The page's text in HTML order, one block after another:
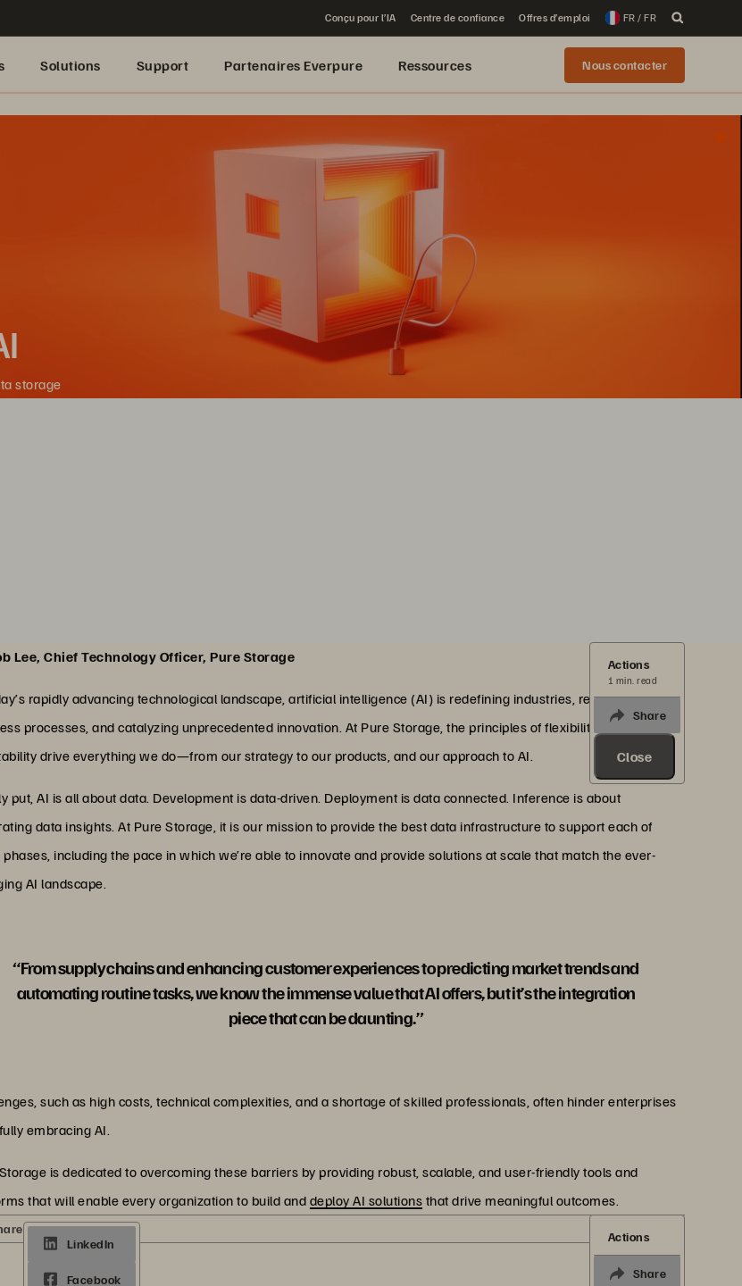
Conçu pour l’IA Centre de confiance Offres d’emploi FR / FR
Solutions Support Partenaires Everpure Ressources Nous contacter
storage
Actions
1 min. read
Share
Close
Lee, Chief Technology Officer, Pure Storage
rapidly advancing technological landscape, artificial intelligence (AI) is redefining industries, revolutionizing
processes, and catalyzing unprecedented innovation. At Pure Storage, the principles of flexibility and
drive everything we do—from our strategy to our products, and our approach to AI.
put, AI is all about data. Development is data-driven. Deployment is data connected. Inference is about
data insights. At Pure Storage, it is our mission to provide the best data infrastructure to support each of
including the pace in which we’re able to innovate and provide solutions at scale that match the ever-
AI landscape.
“From supply chains and enhancing customer experiences to predicting market trends and
automating routine tasks, we know the immense value that AI offers, but it’s the integration
piece that can be daunting.”
such as high costs, technical complexities, and a shortage of skilled professionals, often hinder enterprises
embracing AI.
is dedicated to overcoming these barriers by providing robust, scalable, and user-friendly tools and
that will enable every organization to build anddeploy AI solutions that drive meaningful outcomes.
Actions
Share